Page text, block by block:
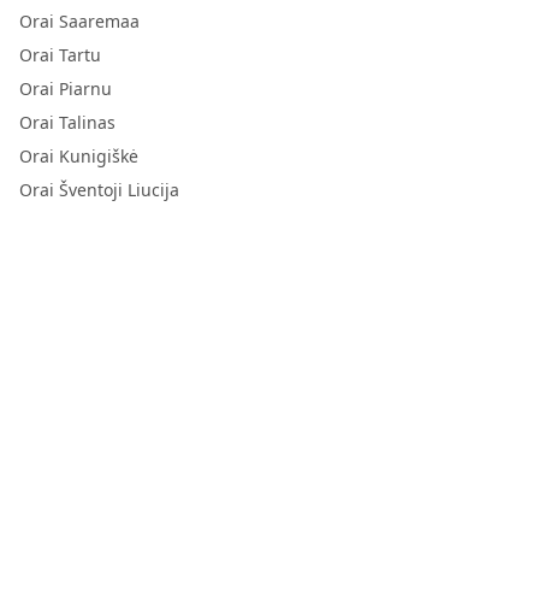
Orai Saaremaa
Orai Tartu
Orai Piarnu
Orai Talinas
Orai Kunigiškė
Orai Šventoji Liucija